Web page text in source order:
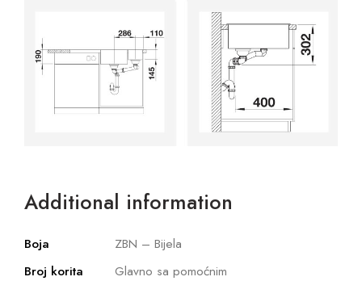
Additional information
Boja
ZBN – Bijela
Broj korita
Glavno sa pomoćnim